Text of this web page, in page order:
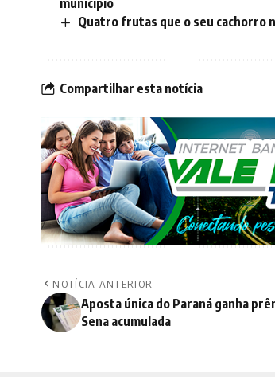
Quatro frutas que o seu cachorro
Compartilhar esta notícia
NOTÍCIA ANTERIOR
Aposta única do Paraná ganha
Sena acumulada